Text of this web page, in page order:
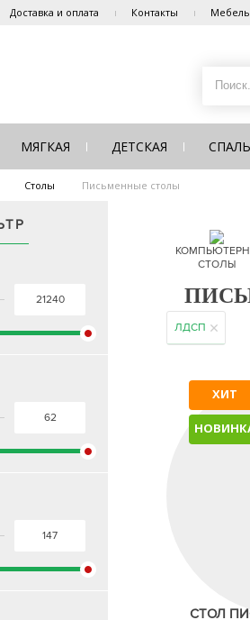
Доставка и оплата Контакты Мебель
МЯГКАЯ ДЕТСКАЯ
Столы Письменные столы
СТОЛЫ
ЛДСП
ХИТ
СТОЛ